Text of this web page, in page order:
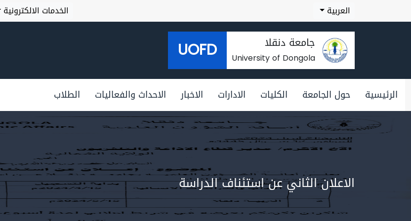
العربية الخدمات الالكترونية
جامعة دنقلا
University of Dongola
UOFD
الرئيسية حول الجامعة الكليات الادارات الاخبار الاحداث والفعاليات الطلاب
الاعلان الثاني عن استئناف الدراسة